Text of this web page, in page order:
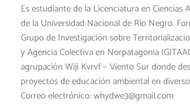
Es estudiante de la Licenciatura en Ciencias
de la Universidad Nacional de Río Negro.
Grupo de Investigación sobre
y Agencia Colectiva en Norpatagonia
agrupación Wiji Kvrvf – Viento Sur donde
proyectos de educación ambiental en
Correo electrónico: whydwe3@gmail.com